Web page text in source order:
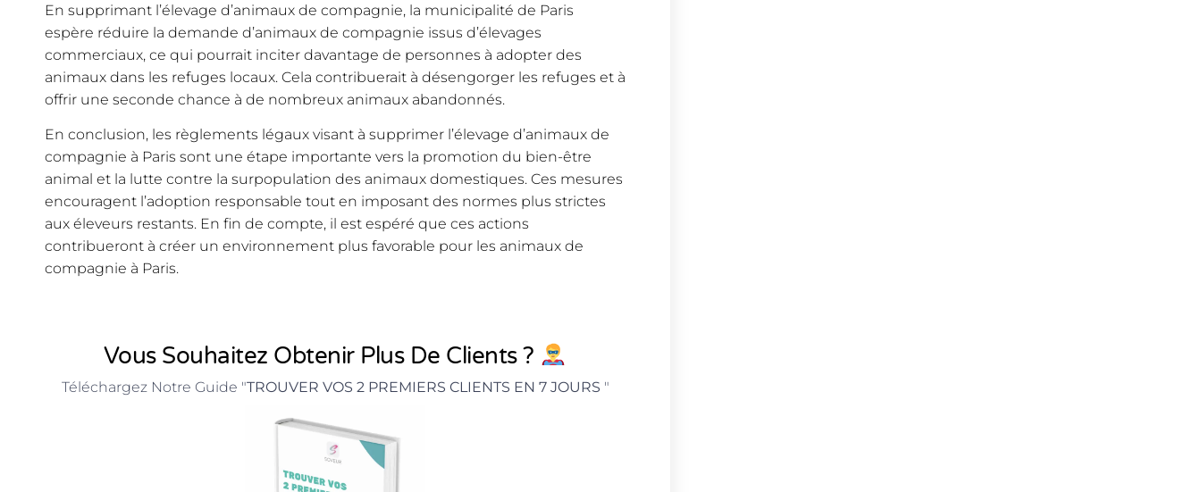
En supprimant l’élevage d’animaux de compagnie, la municipalité de Paris
espère réduire la demande d’animaux de compagnie issus d’élevages
commerciaux, ce qui pourrait inciter davantage de personnes à adopter des
animaux dans les refuges locaux. Cela contribuerait à désengorger les refuges et à
offrir une seconde chance à de nombreux animaux abandonnés.
En conclusion, les règlements légaux visant à supprimer l’élevage d’animaux de
compagnie à Paris sont une étape importante vers la promotion du bien-être
animal et la lutte contre la surpopulation des animaux domestiques. Ces mesures
encouragent l’adoption responsable tout en imposant des normes plus strictes
aux éleveurs restants. En fin de compte, il est espéré que ces actions
contribueront à créer un environnement plus favorable pour les animaux de
compagnie à Paris.
Vous Souhaitez Obtenir Plus De Clients ?
Téléchargez Notre Guide "TROUVER VOS 2 PREMIERS CLIENTS EN 7 JOURS "